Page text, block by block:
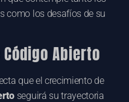
como los desafíos de su
Abierto
que el crecimiento de
seguirá su trayectoria